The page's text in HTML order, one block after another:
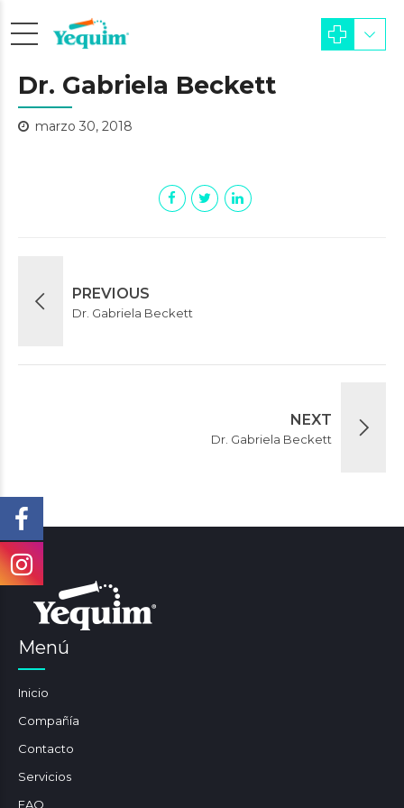
Dr. Gabriela Beckett
marzo 30, 2018
PREVIOUS
Dr. Gabriela Beckett
NEXT
Dr. Gabriela Beckett
Menú
Inicio
Compañía
Contacto
Servicios
FAQ